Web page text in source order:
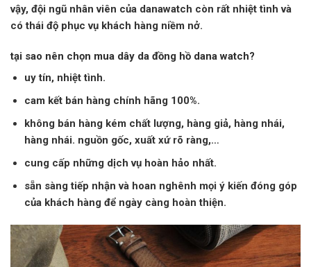
vậy, đội ngũ nhân viên của danawatch còn rất nhiệt tình và
có thái độ phục vụ khách hàng niềm nở.
tại sao nên chọn mua dây da đồng hồ dana watch?
uy tín, nhiệt tình.
cam kết bán hàng chính hãng 100%.
không bán hàng kém chất lượng, hàng giả, hàng nhái,
hàng nhái. nguồn gốc, xuất xứ rõ ràng,…
cung cấp những dịch vụ hoàn hảo nhất.
sẵn sàng tiếp nhận và hoan nghênh mọi ý kiến ​​đóng góp
của khách hàng để ngày càng hoàn thiện.